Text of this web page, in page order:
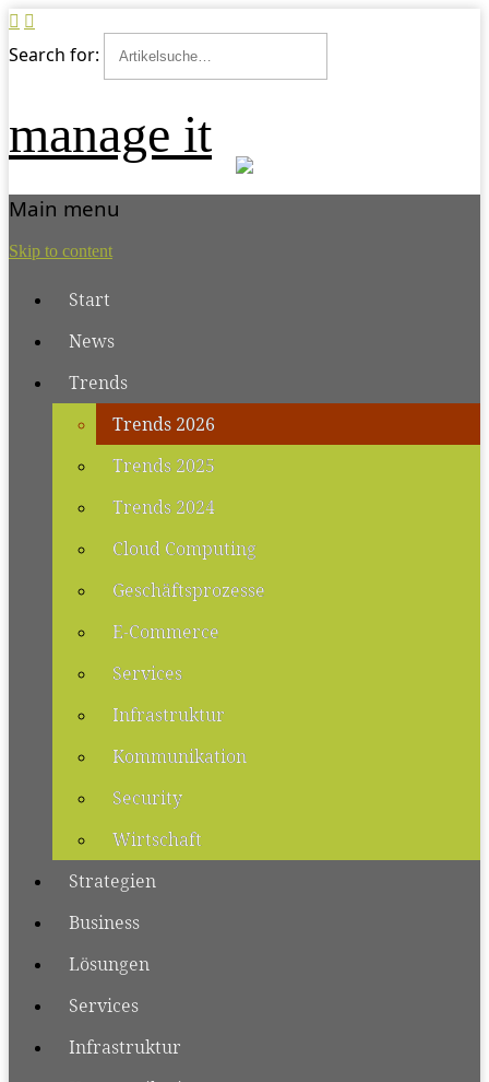
Search for:
manage it
Main menu
Skip to content
Start
News
Trends
Trends 2026
Trends 2025
Trends 2024
Cloud Computing
Geschäftsprozesse
E-Commerce
Services
Infrastruktur
Kommunikation
Security
Wirtschaft
Strategien
Business
Lösungen
Services
Infrastruktur